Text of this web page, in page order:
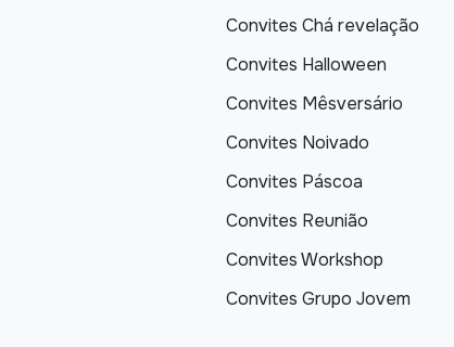
Convites Chá revelação
Convites Halloween
Convites Mêsversário
Convites Noivado
Convites Páscoa
Convites Reunião
Convites Workshop
Convites Grupo Jovem